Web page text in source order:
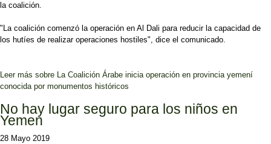
la coalición.
"La coalición comenzó la operación en Al Dali para reducir la capacidad de
los hutíes de realizar operaciones hostiles", dice el comunicado.
Leer más sobre La Coalición Árabe inicia operación en provincia yemení
conocida por monumentos históricos
No hay lugar seguro para los niños en
Yemen
28 Mayo 2019